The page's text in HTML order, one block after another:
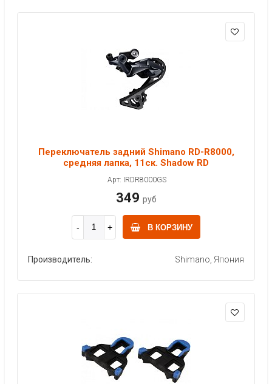
Переключатель задний Shimano RD-R8000,
средняя лапка, 11ск. Shadow RD
Арт: IRDR8000GS
349 руб
В КОРЗИНУ
Производитель: Shimano, Япония